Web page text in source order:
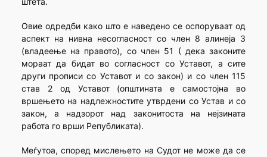
Овие одредби како што е наведено се оспоруваат од
аспект на нивна несогласност со член 8 алинеја 3
(владеење на правото), со член 51 ( дека законите
мораат да бидат во согласност со Уставот, а сите
други прописи со Уставот и со закон) и со член 115
став 2 од Уставот (општината е самостојна во
вршењето на надлежностите утврдени со Устав и со
закон, а надзорот над законитоста на нејзината
работа го врши Републиката).
Меѓутоа, според мислењето на Судот не може да се